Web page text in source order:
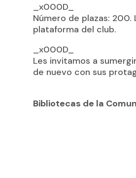
_x000D_
Número de plazas:
plataforma del club.
_x000D_
Les invitamos a
de nuevo con sus
Bibliotecas de la